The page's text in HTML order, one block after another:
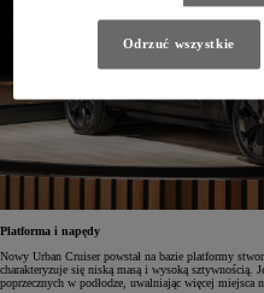
Platforma i napędy
Nowy Urban Cruiser powstał na bazie platformy
charakteryzuje się niską masą i wysoką sztywnością.
poprzecznych w podłodze, uwalniając więcej miejsca
Odrzuć wszystkie